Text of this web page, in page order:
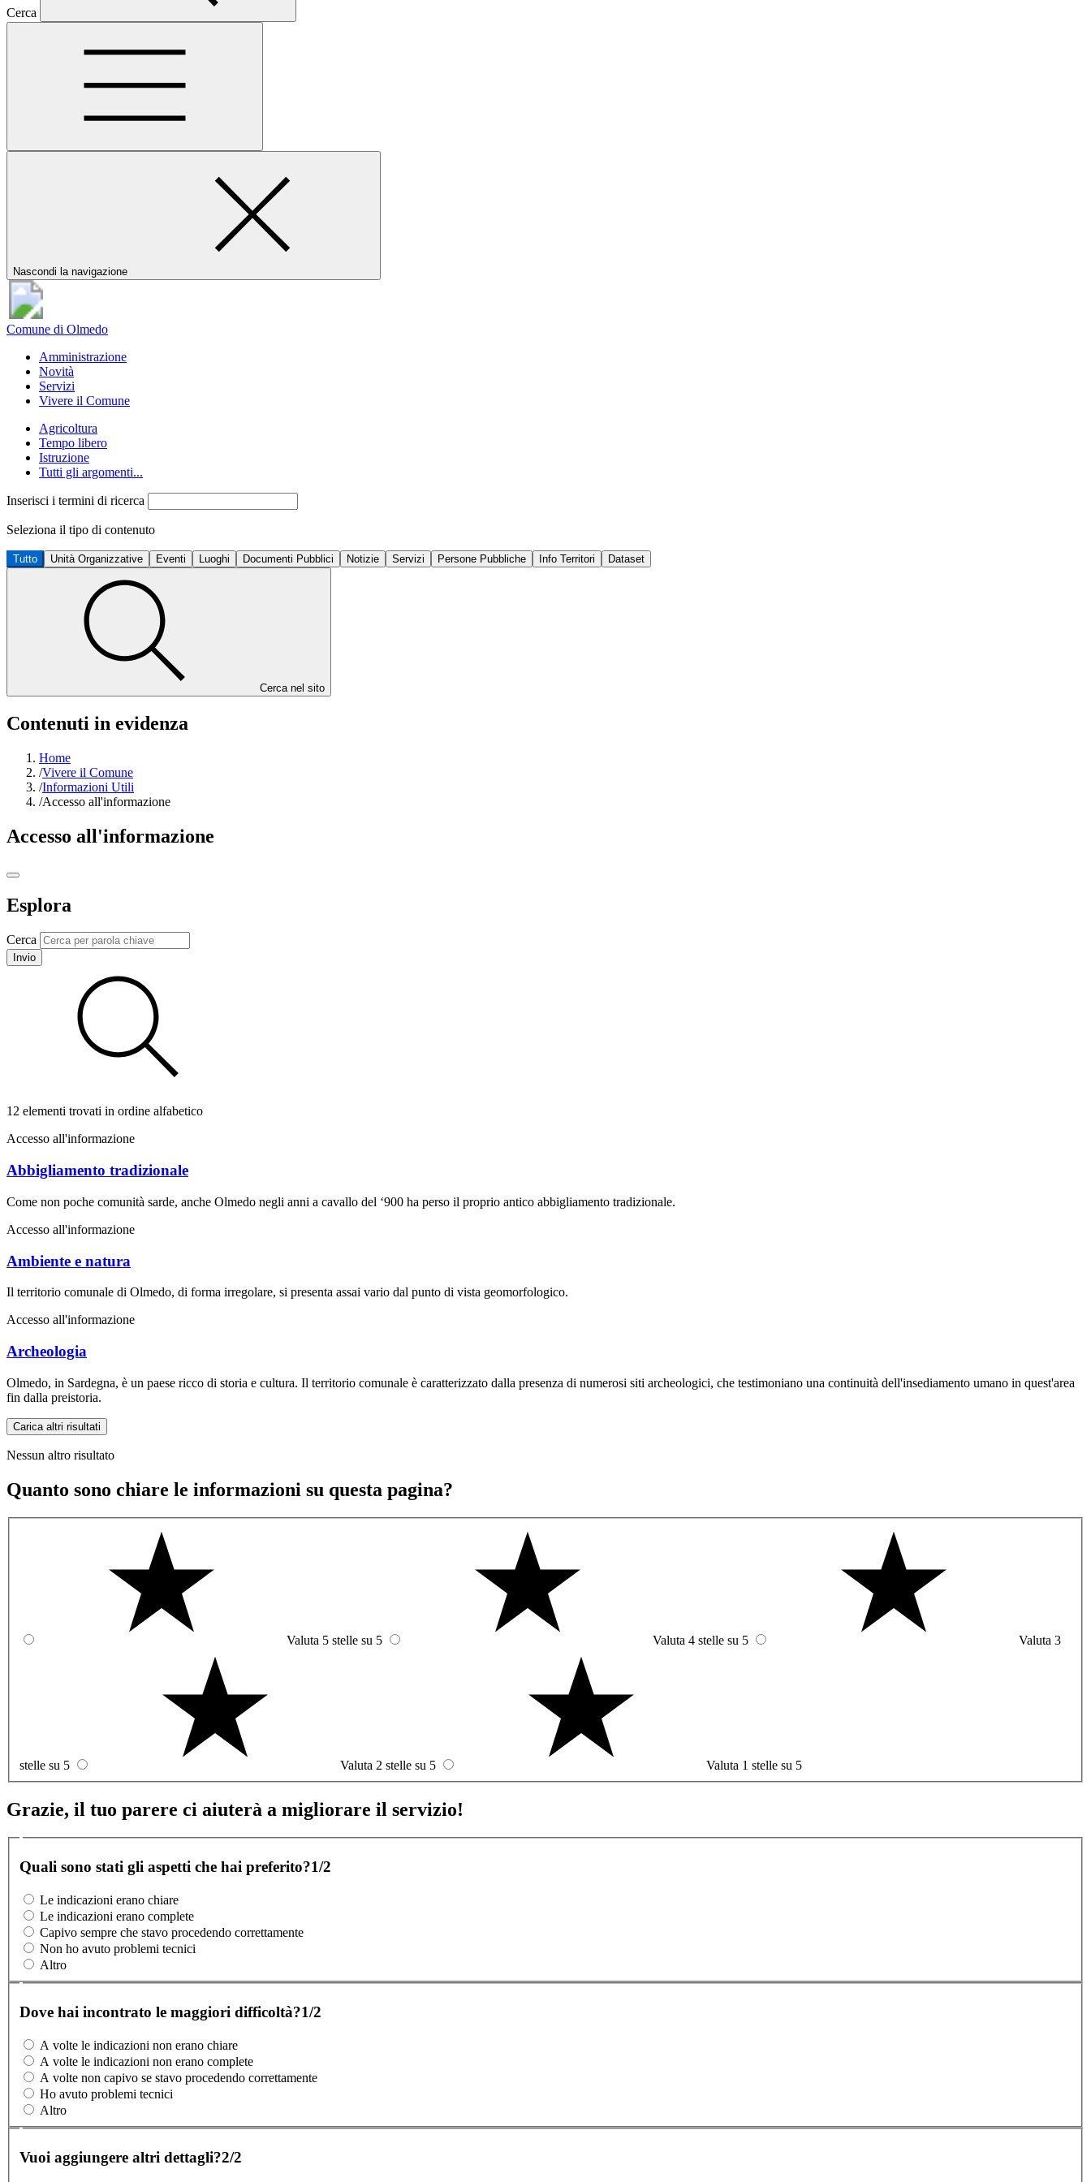
Cerca
Nascondi la navigazione
Comune di Olmedo
Amministrazione
Novità
Servizi
Vivere il Comune
Agricoltura
Tempo libero
Istruzione
Tutti gli argomenti...
Inserisci i termini di ricerca
Seleziona il tipo di contenuto
Tutto Unità Organizzative Eventi Luoghi Documenti Pubblici Notizie Servizi Persone Pubbliche Info Territori Dataset
Cerca nel sito
Contenuti in evidenza
Home
/Vivere il Comune
/Informazioni Utili
/Accesso all'informazione
Accesso all'informazione
Esplora
Cerca
Invio
12 elementi trovati in ordine alfabetico
Accesso all'informazione
Abbigliamento tradizionale
Come non poche comunità sarde, anche Olmedo negli anni a cavallo del ‘900 ha perso il proprio antico abbigliamento tradizionale.
Accesso all'informazione
Ambiente e natura
Il territorio comunale di Olmedo, di forma irregolare, si presenta assai vario dal punto di vista geomorfologico.
Accesso all'informazione
Archeologia
Olmedo, in Sardegna, è un paese ricco di storia e cultura. Il territorio comunale è caratterizzato dalla presenza di numerosi siti archeologici, che testimoniano una continuità dell'insediamento umano in quest'area
fin dalla preistoria.
Carica altri risultati
Nessun altro risultato
Quanto sono chiare le informazioni su questa pagina?
Valuta 5 stelle su 5 Valuta 4 stelle su 5 Valuta 3
stelle su 5 Valuta 2 stelle su 5 Valuta 1 stelle su 5
Grazie, il tuo parere ci aiuterà a migliorare il servizio!
Quali sono stati gli aspetti che hai preferito?1/2
Le indicazioni erano chiare
Le indicazioni erano complete
Capivo sempre che stavo procedendo correttamente
Non ho avuto problemi tecnici
Altro
Dove hai incontrato le maggiori difficoltà?1/2
A volte le indicazioni non erano chiare
A volte le indicazioni non erano complete
A volte non capivo se stavo procedendo correttamente
Ho avuto problemi tecnici
Altro
Vuoi aggiungere altri dettagli?2/2